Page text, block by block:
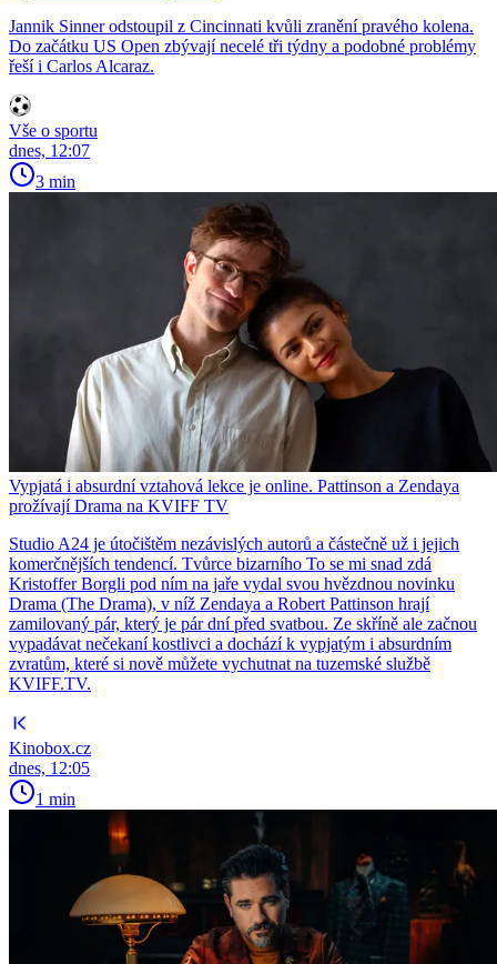
Jannik Sinner odstoupil z Cincinnati kvůli zranění pravého kolena.
Do začátku US Open zbývají necelé tři týdny a podobné problémy
řeší i Carlos Alcaraz.
Vše o sportu
dnes, 12:07
3 min
Vypjatá i absurdní vztahová lekce je online. Pattinson a Zendaya
prožívají Drama na KVIFF TV
Studio A24 je útočištěm nezávislých autorů a částečně už i jejich
komerčnějších tendencí. Tvůrce bizarního To se mi snad zdá
Kristoffer Borgli pod ním na jaře vydal svou hvězdnou novinku
Drama (The Drama), v níž Zendaya a Robert Pattinson hrají
zamilovaný pár, který je pár dní před svatbou. Ze skříně ale začnou
vypadávat nečekaní kostlivci a dochází k vypjatým i absurdním
zvratům, které si nově můžete vychutnat na tuzemské službě
KVIFF.TV.
Kinobox.cz
dnes, 12:05
1 min